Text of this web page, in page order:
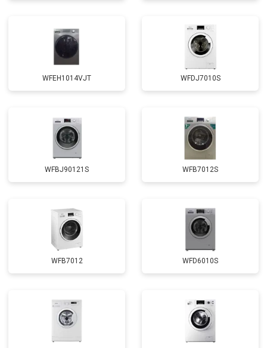
Замена подшипников от 2800 ₽ Заказать
Замена мотора от 3800 ₽ Заказать
от 2200 ₽ Заказать
Замена ТЭН от 2300 ₽ Заказать
Замена блока управления от 3600 ₽ Заказать
Замена прессостата от 3350 ₽ Заказать
Замена сливного насоса от 3450 ₽
Замена сливного шланга от 2100 ₽ Заказать
Замена УБЛ от 2100 ₽ Заказать
Замена приводного ремня от 2550 ₽ Заказать
WFEH1014VJT WFDJ7010S
WFBJ90121S WFB7012S
WFB7012 WFD6010S